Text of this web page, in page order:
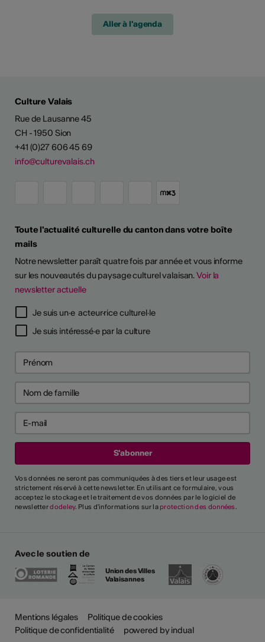
Aller à l'agenda
Culture Valais
Rue de Lausanne 45
CH - 1950 Sion
+41 (0)27 606 45 69
info@culturevalais.ch
Toute l'actualité culturelle du canton dans votre boîte
mails
Notre newsletter paraît quatre fois par année et vous informe
sur les nouveautés du paysage culturel valaisan.Voir la
newsletter actuelle
Je suis un·e acteur·rice culturel·le
Je suis intéressé·e par la culture
Vos données ne seront pas communiquées à des tiers et leur usage est
strictement réservé à cette newsletter. En utilisant ce formulaire, vous
acceptez le stockage et le traitement de vos données par le logiciel de
newsletterdodeley. Plus d'informations sur la protection des données.
Avec le soutien de
Union des Villes
Valaisannes
Mentions légales
Politique de cookies
Politique de confidentialité
powered by indual